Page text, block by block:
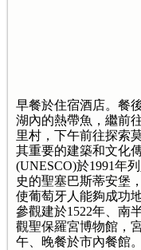
早餐於住宿酒店。餐
湖內的熱帶魚，繼前
里村，下午前往探索
其重要的建築和文化
(UNESCO)於1991年
史的聖塞巴斯蒂安堡
使葡萄牙人能夠成功
參觀建於1522年、南
觀聖保羅宮博物館，
午、晚餐於市內餐館。